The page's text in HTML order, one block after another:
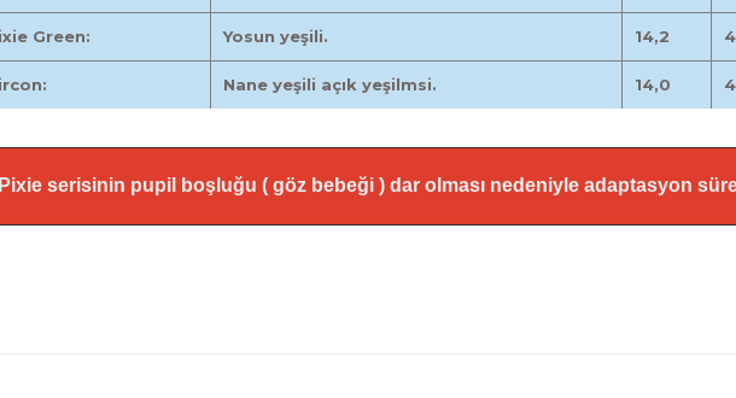
Green: Yosun yeşili. 14,2
Nane yeşili açık yeşilmsi. 14,0
serisinin pupil boşluğu ( göz bebeği ) dar olması nedeniyle adaptasyon